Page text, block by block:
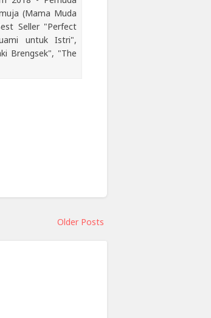
(Mama Muda
Seller "Perfect
untuk Istri",
Brengsek", "The
Older Posts